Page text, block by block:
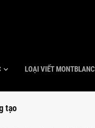
LOẠI VIẾT MONTBLANC
tạo